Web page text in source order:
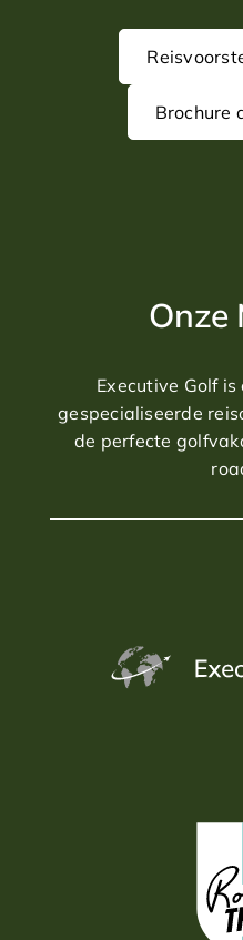
Brochure
Onze
Executive Golf
gespecialiseerde
de perfecte